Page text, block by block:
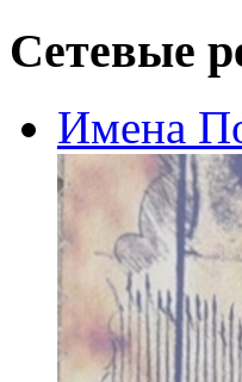
Сетевые
Имена